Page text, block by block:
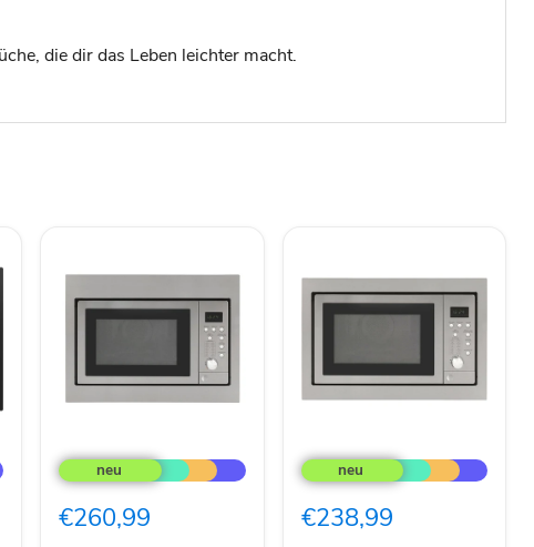
die dir das Leben leichter macht.
EMW2546HI
Einbau-
Integriert
€260,99
EMW
2539
Einbau
€238,99